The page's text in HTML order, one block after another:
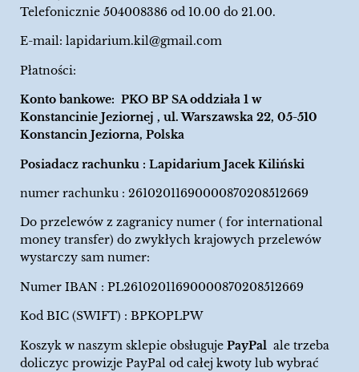
Telefonicznie 504008386 od 10.00 do 21.00.
E-mail: lapidarium.kil@gmail.com
Płatności:
Konto bankowe: PKO BP SA oddziała 1 w
Konstancinie Jeziornej , ul. Warszawska 22, 05-510
Konstancin Jeziorna, Polska
Posiadacz rachunku : Lapidarium Jacek Kiliński
numer rachunku : 26102011690000870208512669
Do przelewów z zagranicy numer ( for international
money transfer) do zwykłych krajowych przelewów
wystarczy sam numer:
Numer IBAN : PL26102011690000870208512669
Kod BIC (SWIFT) : BPKOPLPW
Koszyk w naszym sklepie obsługuje PayPal ale trzeba
doliczyc prowizje PayPal od całej kwoty lub wybrać